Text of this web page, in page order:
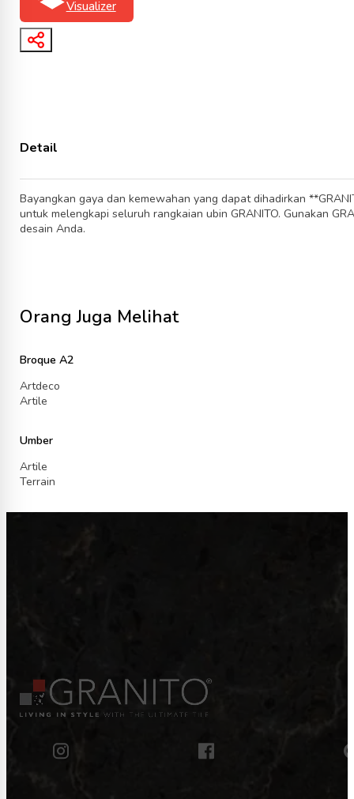
Visualizer
Detail
Bayangkan gaya dan kemewahan yang dapat dihadirkan
untuk melengkapi seluruh rangkaian ubin GRANITO. Gunakan
desain Anda.
Orang Juga Melihat
Broque A2
Artdeco
Artile
Umber
Artile
Terrain